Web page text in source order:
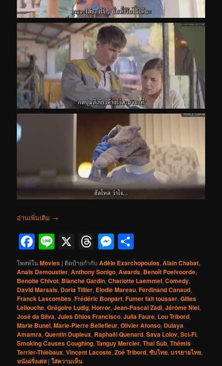
อ่านเพิ่มเติม →
Facebook
Line
X Threads
Messenger
โพสท์ในMovies | ติดป้ายกำกับ Adèle Exarchopoulos,Alain Chabat,
Anaïs Demoustier,Anthony Sonigo,Awards, Benoît Poelvoorde,
Benoite Chivot, Blanche Gardin,Charlotte Laemmel,Comedy,
David Marsais, Doria Tillier, Elodie Mareau,Ferdinand Canaud,
Franck Lascombes,Frédéric Bonpart,Fumer fait tousser,Gilles
Lellouche,Grégoire Ludig,Horror,Jean-Pascal Zadi,Jérôme Niel,
José da Silva,Jules Dhios Francisco,Julia Faure, Lou Tribord,
Marie Bunel,Marie-Pierre Bellefleur,Olivier Afonso,Oulaya
Amamra,Quentin Dupieux, Raphaël Quenard,Sava Lolov,Sci-Fi,
Smoking Causes Coughing,Tanguy Mercier,Thai Sub,Thémis
Terrier-Thiebaux,Vincent Lacoste,Zoé Tribord,ซับไทย,บรรยายไทย,
หนังฝรั่งเศส |ใส่ความเห็น